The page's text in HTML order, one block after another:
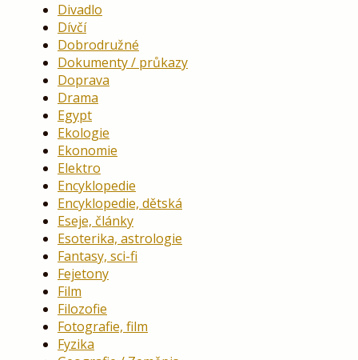
Divadlo
Dívčí
Dobrodružné
Dokumenty / průkazy
Doprava
Drama
Egypt
Ekologie
Ekonomie
Elektro
Encyklopedie
Encyklopedie, dětská
Eseje, články
Esoterika, astrologie
Fantasy, sci-fi
Fejetony
Film
Filozofie
Fotografie, film
Fyzika